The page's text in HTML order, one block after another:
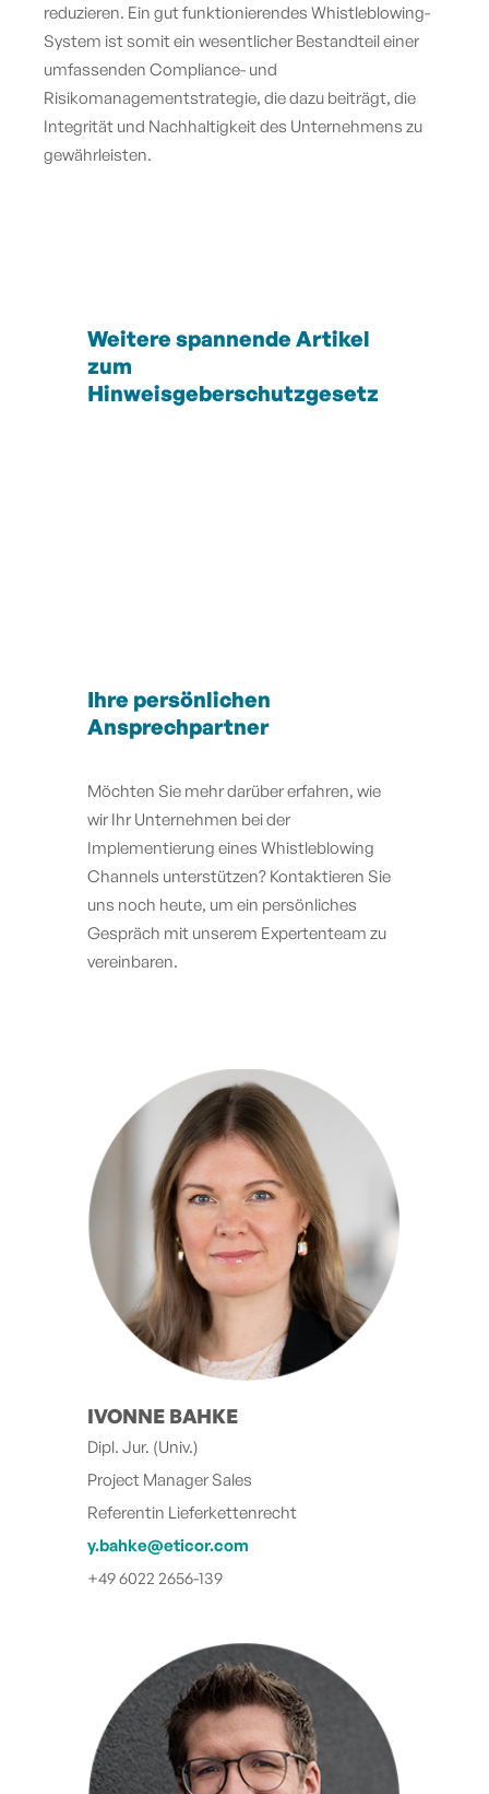
reduzieren. Ein gut funktionierendes Whistleblowing-
System ist somit ein wesentlicher Bestandteil einer
umfassenden Compliance- und
Risikomanagementstrategie, die dazu beiträgt, die
Integrität und Nachhaltigkeit des Unternehmens zu
gewährleisten.
Weitere spannende Artikel
zum
Hinweisgeberschutzgesetz
Ihre persönlichen
Ansprechpartner
Möchten Sie mehr darüber erfahren, wie
wir Ihr Unternehmen bei der
Implementierung eines Whistleblowing
Channels unterstützen? Kontaktieren Sie
uns noch heute, um ein persönliches
Gespräch mit unserem Expertenteam zu
vereinbaren.
IVONNE BAHKE
Dipl. Jur. (Univ.)
Project Manager Sales
Referentin Lieferkettenrecht
y.bahke@eticor.com
+49 6022 2656-139